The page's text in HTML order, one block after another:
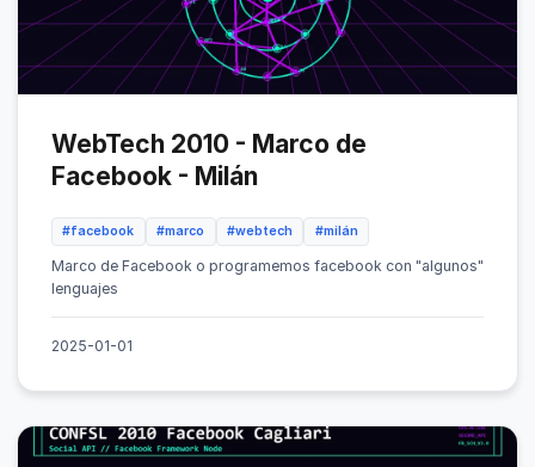
WebTech 2010 - Marco de
Facebook - Milán
#facebook #marco #webtech #milán
Marco de Facebook o programemos facebook con "algunos"
lenguajes
2025-01-01